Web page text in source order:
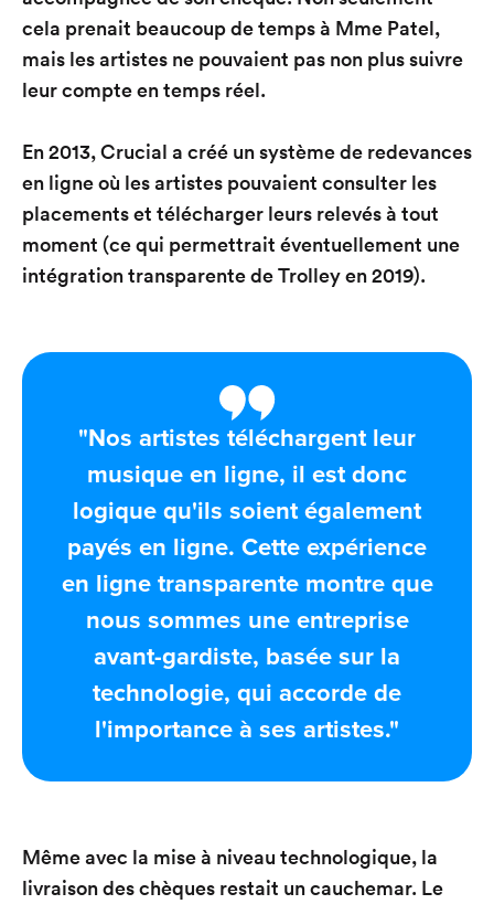
cela prenait beaucoup de temps à Mme Patel,
mais les artistes ne pouvaient pas non plus suivre
leur compte en temps réel.
En 2013, Crucial a créé un système de redevances
en ligne où les artistes pouvaient consulter les
placements et télécharger leurs relevés à tout
moment (ce qui permettrait éventuellement une
intégration transparente de Trolley en 2019).
"Nos artistes téléchargent leur
musique en ligne, il est donc
logique qu'ils soient également
payés en ligne. Cette expérience
en ligne transparente montre que
nous sommes une entreprise
avant-gardiste, basée sur la
technologie, qui accorde de
l'importance à ses artistes."
Même avec la mise à niveau technologique, la
livraison des chèques restait un cauchemar. Le